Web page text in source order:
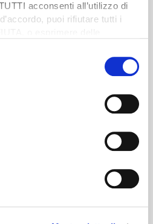
acconsenti all’utilizzo di
puoi rifiutare tutti i
ACCETTA SELEZIONATI.